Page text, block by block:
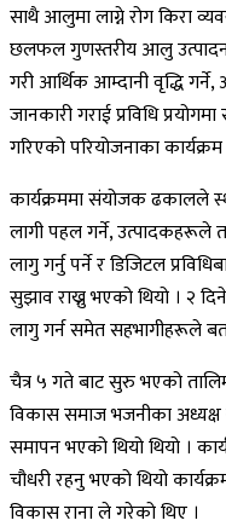
साथै आलुमा लाग्ने रोग किरा
छलफल गुणस्तरीय आलु
गरी आर्थिक आम्दानी वृद्धि गर्ने,
जानकारी गराई प्रविधि
गरिएको परियोजनाका
कार्यक्रममा संयोजक ढकालले
लागी पहल गर्ने, उत्पादकहरूले
लागु गर्नु पर्ने र डिजिटल
सुझाव राख्नु भएको थियो । २
लागु गर्न समेत सहभागीहरूले
चैत्र ५ गते बाट सुरु भएको
विकास समाज भजनीका अध्यक्ष
समापन भएको थियो थियो ।
चौधरी रहनु भएको थियो
विकास राना ले गरेको थिए ।